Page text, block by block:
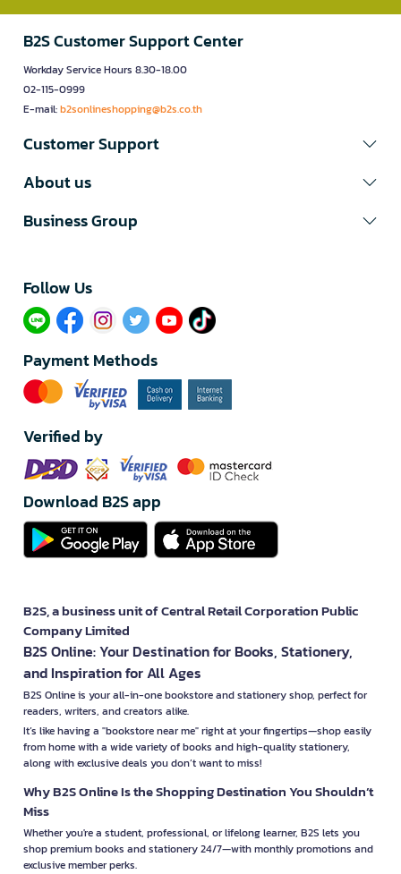
B2S Customer Support Center
Workday Service Hours 8.30-18.00
02-115-0999
E-mail:b2sonlineshopping@b2s.co.th
Customer Support
About us
Business Group
Follow Us​
Payment Methods
Verified by
Download B2S app
B2S, a business unit of Central Retail Corporation Public
Company Limited
B2S Online: Your Destination for Books, Stationery,
and Inspiration for All Ages
B2S Online is your all-in-one bookstore and stationery shop, perfect for
readers, writers, and creators alike.
It’s like having a "bookstore near me" right at your fingertips—shop easily
from home with a wide variety of books and high-quality stationery,
along with exclusive deals you don’t want to miss!
Why B2S Online Is the Shopping Destination You Shouldn’t
Miss
Whether you're a student, professional, or lifelong learner, B2S lets you
shop premium books and stationery 24/7—with monthly promotions and
exclusive member perks.